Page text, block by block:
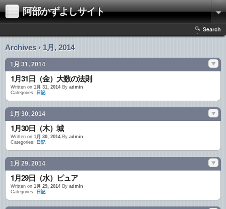
阿部かずよしサイト
Search
Archives › 1月, 2014
1月 31, 2014
1月31日（金）大数の法則
Written on 1月 31, 2014 By admin
Categories: 日記
1月 30, 2014
1月30日（木）城
Written on 1月 30, 2014 By admin
Categories: 日記
1月 29, 2014
1月29日（水）ピュア
Written on 1月 29, 2014 By admin
Categories: 日記